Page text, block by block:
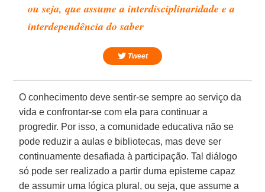
ou seja, que assume a interdisciplinaridade e a
interdependência do saber
Tweet
O conhecimento deve sentir-se sempre ao serviço da
vida e confrontar-se com ela para continuar a
progredir. Por isso, a comunidade educativa não se
pode reduzir a aulas e bibliotecas, mas deve ser
continuamente desafiada à participação. Tal diálogo
só pode ser realizado a partir duma episteme capaz
de assumir uma lógica plural, ou seja, que assume a